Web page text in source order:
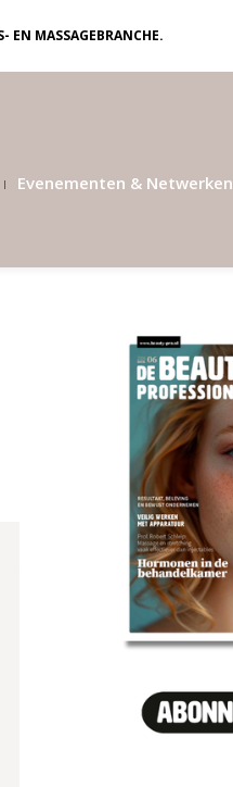
EN MASSAGEBRANCHE.
Evenementen & Netwerken